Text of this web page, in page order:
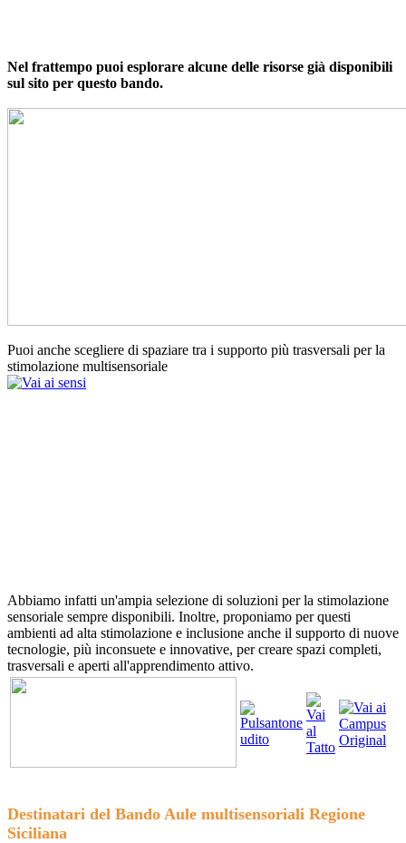
Nel frattempo puoi esplorare alcune delle risorse già disponibili
sul sito per questo bando.
Puoi anche scegliere di spaziare tra i supporto più trasversali per la
stimolazione multisensoriale
Abbiamo infatti un'ampia selezione di soluzioni per la stimolazione
sensoriale sempre disponibili. Inoltre, proponiamo per questi
ambienti ad alta stimolazione e inclusione anche il supporto di nuove
tecnologie, più inconsuete e innovative, per creare spazi completi,
trasversali e aperti all'apprendimento attivo.
Destinatari del Bando Aule multisensoriali Regione
Siciliana